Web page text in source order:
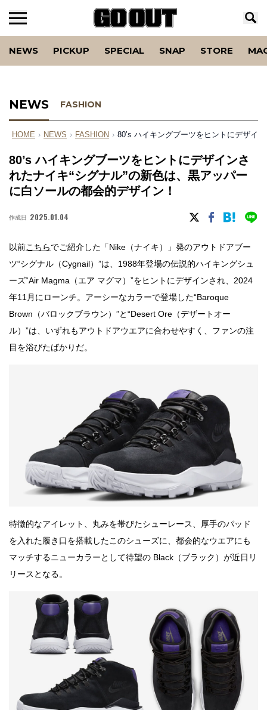
NEWS PICKUP SPECIAL SNAP STORE
NEWS FASHION
HOME › NEWS › FASHION › 80’s ハイキングブーツをヒントにデザイ
80’s ハイキングブーツをヒントにデザインさ
れたナイキ“シグナル”の新色は、黒アッパー
に白ソールの都会的デザイン！
作成日 2025.01.04
以前こちらでご紹介した「Nike（ナイキ）」発のアウトドアブー
ツ“シグナル（Cygnail）”は、1988年登場の伝説的ハイキングシュ
ーズ“Air Magma（エア マグマ）”をヒントにデザインされ、2024
年11月にローンチ。アーシーなカラーで登場した“Baroque
Brown（バロックブラウン）”と“Desert Ore（デザートオー
ル）”は、いずれもアウトドアウエアに合わせやすく、ファンの注
目を浴びたばかりだ。
特徴的なアイレット、丸みを帯びたシューレース、厚手のパッド
を入れた履き口を搭載したこのシューズに、都会的なウエアにも
マッチするニューカラーとして待望の Black（ブラック）が近日リ
リースとなる。